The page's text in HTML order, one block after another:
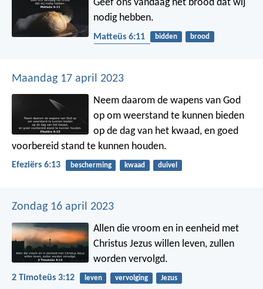
Geef ons vandaag het brood dat wij
nodig hebben.
Matteüs 6:11 bidden
brood
Maandag 17 april 2023
Neem daarom de wapens van God
op om weerstand te kunnen bieden
op de dag van het kwaad, en goed
voorbereid stand te kunnen houden.
Efeziërs 6:13 bescherming kwaad duivel
Zondag 16 april 2023
Allen die vroom en in eenheid met
Christus Jezus willen leven, zullen
worden vervolgd.
2 Timoteüs 3:12 leven vervolging Jezus